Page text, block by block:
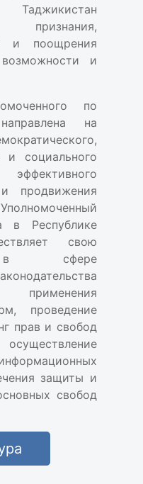
признания,
и поощрения
и
по
на
и социального
продвижения
в Республике
свою
в сфере
проведение
прав и свобод
защиты и
свобод